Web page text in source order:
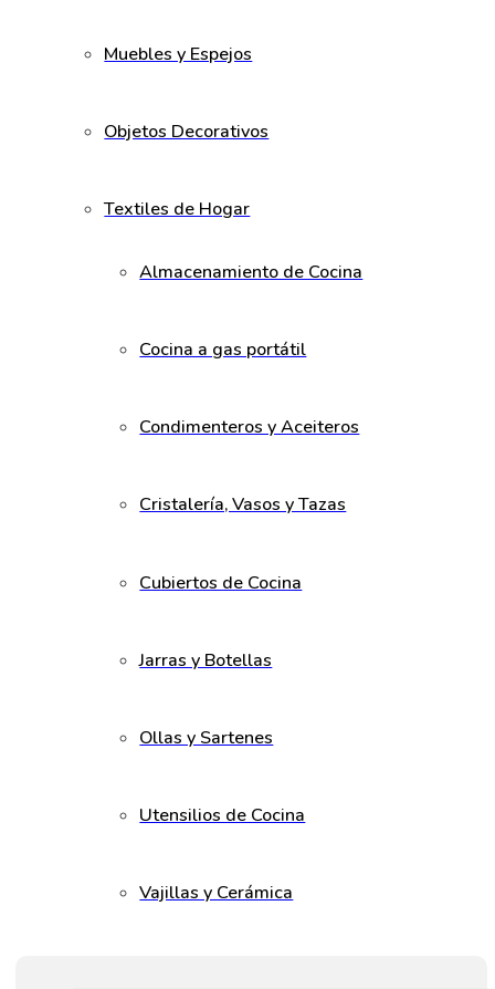
Muebles y Espejos
Objetos Decorativos
Textiles de Hogar
Almacenamiento de Cocina
Cocina a gas portátil
Condimenteros y Aceiteros
Cristalería, Vasos y Tazas
Cubiertos de Cocina
Jarras y Botellas
Ollas y Sartenes
Utensilios de Cocina
Vajillas y Cerámica